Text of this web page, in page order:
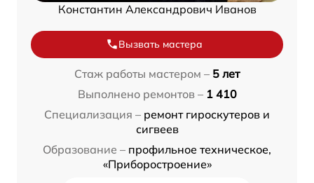
Константин Александрович Иванов
Вызвать мастера
Стаж работы мастером – 5 лет
Выполнено ремонтов – 1 410
Специализация – ремонт гироскутеров и
сигвеев
Образование – профильное техническое,
«Приборостроение»